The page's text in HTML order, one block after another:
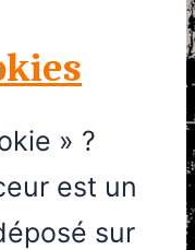
» ?
est un
sur